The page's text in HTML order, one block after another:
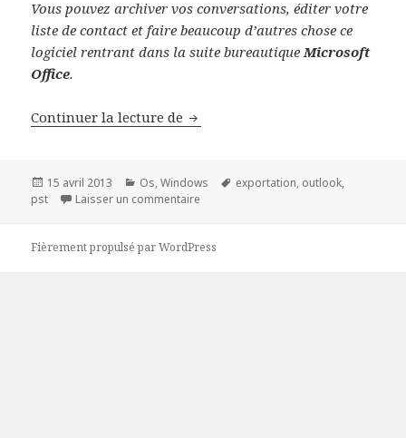
Vous pouvez archiver vos conversations, éditer votre
liste de contact et faire beaucoup d’autres chose ce
logiciel rentrant dans la suite bureautiqueMicrosoft
Office.
Continuer la lecture de Libérer de l’espace et
Publié
le
15 avril 2013 Catégories
Os,Windows
Mots-
exportation, outlook,
pst
Laisser un commentaire
Fièrement propulsé par WordPress